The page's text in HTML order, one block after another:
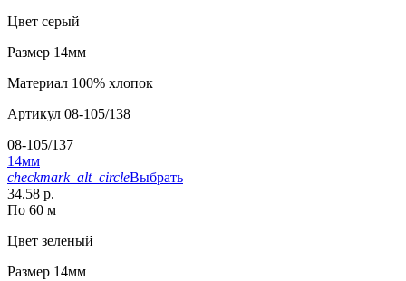
Цвет серый
Размер 14мм
Материал 100% хлопок
Артикул 08-105/138
08-105/137
14мм
checkmark_alt_circleВыбрать
34.58 р.
По 60 м
Цвет зеленый
Размер 14мм